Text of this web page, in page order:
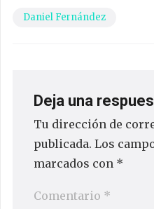
Daniel Fernández
Deja una
Tu dirección de
publicada. Los
marcados con *